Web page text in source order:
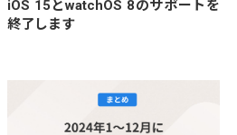
iOS 15とwatchOS 8のサポートを
終了します